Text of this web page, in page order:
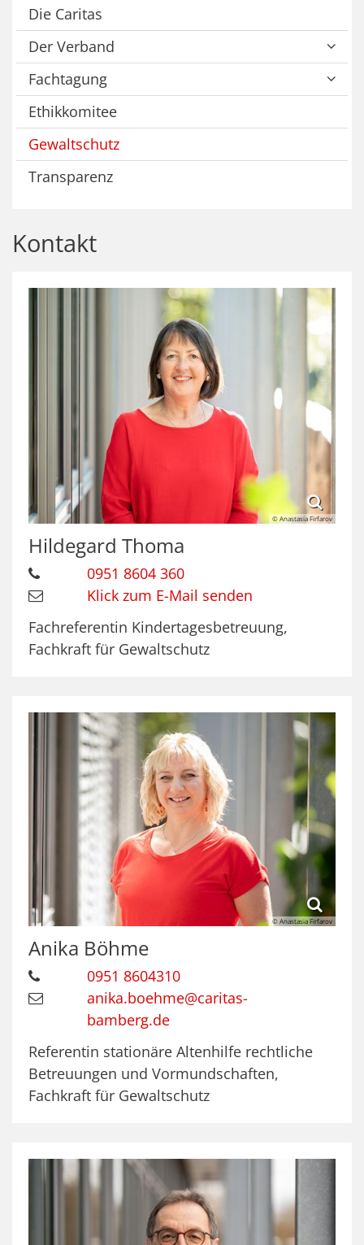
Die Caritas
Der Verband
Fachtagung
Ethikkomitee
Gewaltschutz
Transparenz
Kontakt
© Anastasia Firfarov
Hildegard Thoma
0951 8604 360
Klick zum E-Mail senden
Fachreferentin Kindertagesbetreuung,
Fachkraft für Gewaltschutz
© Anastasia Firfarov
Anika Böhme
0951 8604310
anika.boehme@caritas-
bamberg.de
Referentin stationäre Altenhilfe rechtliche
Betreuungen und Vormundschaften,
Fachkraft für Gewaltschutz